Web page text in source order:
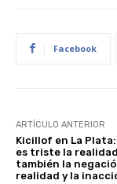
Facebook
ARTÍCULO ANTERIOR
Kicillof en La Plata:
es triste la
también la
realidad y la